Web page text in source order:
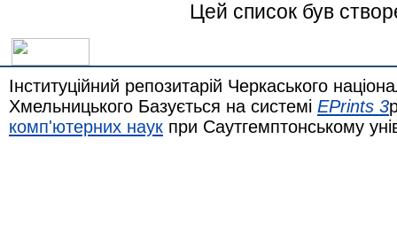
Цей список був
Інституційний репозитарій Черкаського
Хмельницького Базується на системі EPrints 3
комп'ютерних наук при Саутгемптонському